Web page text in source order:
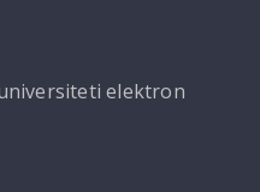
elektron